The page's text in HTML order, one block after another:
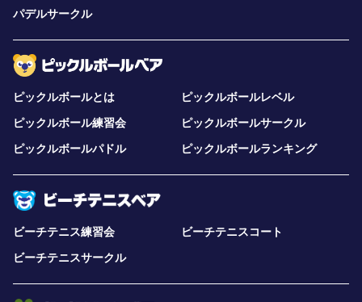
パデルサークル
ピックルボールとは
ピックルボールレベル
ピックルボール練習会
ピックルボールサークル
ピックルボールパドル
ピックルボールランキング
ビーチテニス練習会
ビーチテニスコート
ビーチテニスサークル